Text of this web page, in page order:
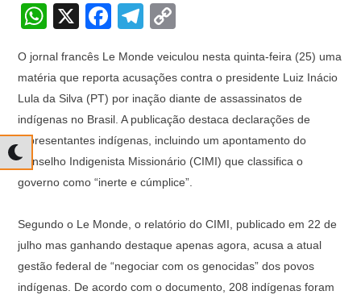
W
at
s
A
p
p
X
F
c
e
b
o
o
T
e
gr
a
m
p
y
Li
n
k
O jornal francês Le Monde veiculou nesta quinta-feira (25) uma
matéria que reporta acusações contra o presidente Luiz Inácio
Lula da Silva (PT) por inação diante de assassinatos de
indígenas no Brasil. A publicação destaca declarações de
representantes indígenas, incluindo um apontamento do
Conselho Indigenista Missionário (CIMI) que classifica o
governo como “inerte e cúmplice”.
Segundo o Le Monde, o relatório do CIMI, publicado em 22 de
julho mas ganhando destaque apenas agora, acusa a atual
gestão federal de “negociar com os genocidas” dos povos
indígenas. De acordo com o documento, 208 indígenas foram